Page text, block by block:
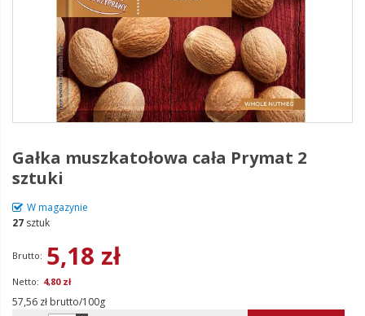
Gałka muszkatołowa cała Prymat 2
sztuki
W magazynie
27 sztuk
5,18 zł
4,80 zł
57,56 zł brutto/100g